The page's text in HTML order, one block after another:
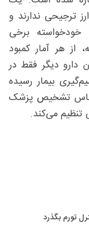
ترجیحی ندارند و
خودخواسته برخی
از هر آمار کمبود
دارو دیگر فقط در
بیمار رسیده
تشخیص پزشک
تنظیم می‌کند.
تورم بگذرد